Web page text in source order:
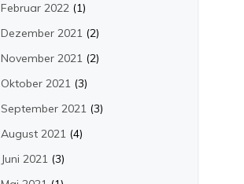
Februar 2022(1)
Dezember 2021(2)
November 2021(2)
Oktober 2021(3)
September 2021(3)
August 2021(4)
Juni 2021(3)